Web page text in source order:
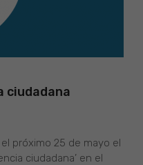
ciudadana
próximo 25 de mayo el
ciudadana’ en el